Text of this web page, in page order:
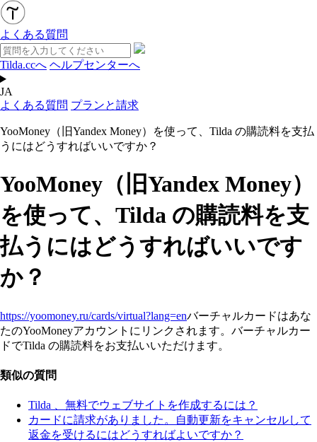
よくある質問
Tilda.ccへ ヘルプセンターへ
JA
よくある質問 プランと請求
YooMoney（旧Yandex Money）を使って、Tilda の購読料を支払
うにはどうすればいいですか？
YooMoney（旧Yandex Money）
を使って、Tilda の購読料を支
払うにはどうすればいいです
か？
https://yoomoney.ru/cards/virtual?lang=enバーチャルカードはあな
たのYooMoneyアカウントにリンクされます。バーチャルカー
ドでTilda の購読料をお支払いいただけます。
類似の質問
Tilda 、無料でウェブサイトを作成するには？
カードに請求がありました。自動更新をキャンセルして
返金を受けるにはどうすればよいですか？